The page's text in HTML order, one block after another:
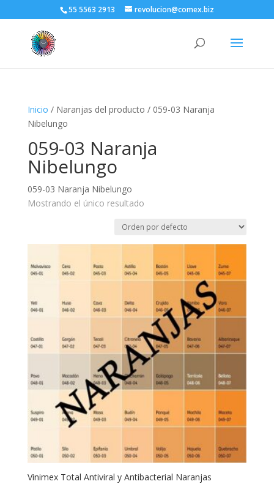
55 5563 2913 revolucion@comex.biz
Inicio / Naranjas del producto / 059-03 Naranja
Nibelungo
059-03 Naranja
Nibelungo
059-03 Naranja Nibelungo
Mostrando el único resultado
Vinimex Total Antiviral y Antibacterial Naranjas